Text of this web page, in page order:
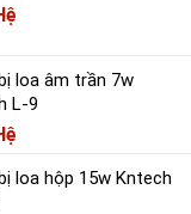
loa âm trần 7w
L-9
loa hộp 15w Kntech